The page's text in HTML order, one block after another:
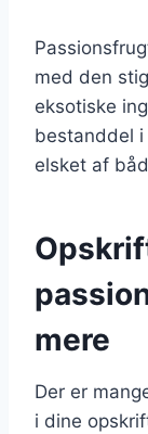
med den
eksotiske
bestanddel
elsket af
mere
Der er
i dine